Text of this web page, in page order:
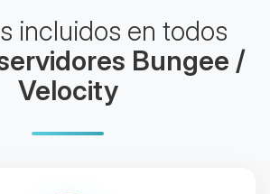
incluidos en todos
Bungee /
Velocity